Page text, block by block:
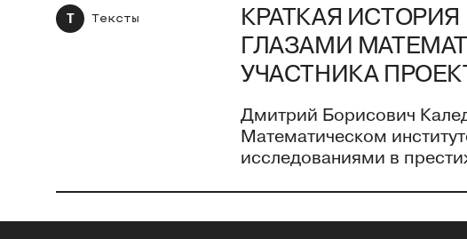
Т Тексты
КРАТКАЯ
ГЛАЗАМИ
УЧАСТНИКА
Дмитрий Борисович
Математическом
исследованиями в